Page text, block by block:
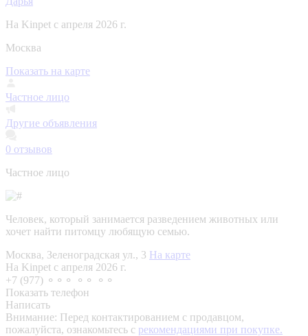
На Kinpet c апреля 2026 г.
Москва
Показать на карте
Частное лицо
Другие объявления
0 отзывов
Частное лицо
Человек, который занимается разведением животных или
хочет найти питомцу любящую семью.
Москва, Зеленоградская ул., 3 На карте
На Kinpet c апреля 2026 г.
+7 (977) ⚬⚬⚬ ⚬⚬ ⚬⚬
Показать телефон
Написать
Внимание: Перед контактированием с продавцом,
пожалуйста, ознакомьтесь с рекомендациями при покупке.